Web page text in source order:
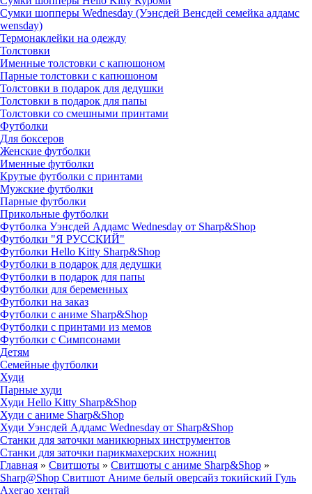
Сумки шопперы Wednesday (Уэнсдей Венсдей семейка аддамс
wensday)
Термонаклейки на одежду
Толстовки
Именные толстовки с капюшоном
Парные толстовки с капюшоном
Толстовки в подарок для дедушки
Толстовки в подарок для папы
Толстовки со смешными принтами
Футболки
Для боксеров
Женские футболки
Именные футболки
Крутые футболки с принтами
Мужские футболки
Парные футболки
Прикольные футболки
Футболка Уэнсдей Аддамс Wednesday от Sharp&Shop
Футболки "Я РУССКИЙ"
Футболки Hello Kitty Sharp&Shop
Футболки в подарок для дедушки
Футболки в подарок для папы
Футболки для беременных
Футболки на заказ
Футболки с аниме Sharp&Shop
Футболки с принтами из мемов
Футболки с Симпсонами
Детям
Семейные футболки
Худи
Парные худи
Худи Hello Kitty Sharp&Shop
Худи с аниме Sharp&Shop
Худи Уэнсдей Аддамс Wednesday от Sharp&Shop
Станки для заточки маникюрных инструментов
Станки для заточки парикмахерских ножниц
Главная » Свитшоты » Свитшоты с аниме Sharp&Shop »
Sharp@Shop Свитшот Аниме белый оверсайз токийский Гуль
Ахегао хентай